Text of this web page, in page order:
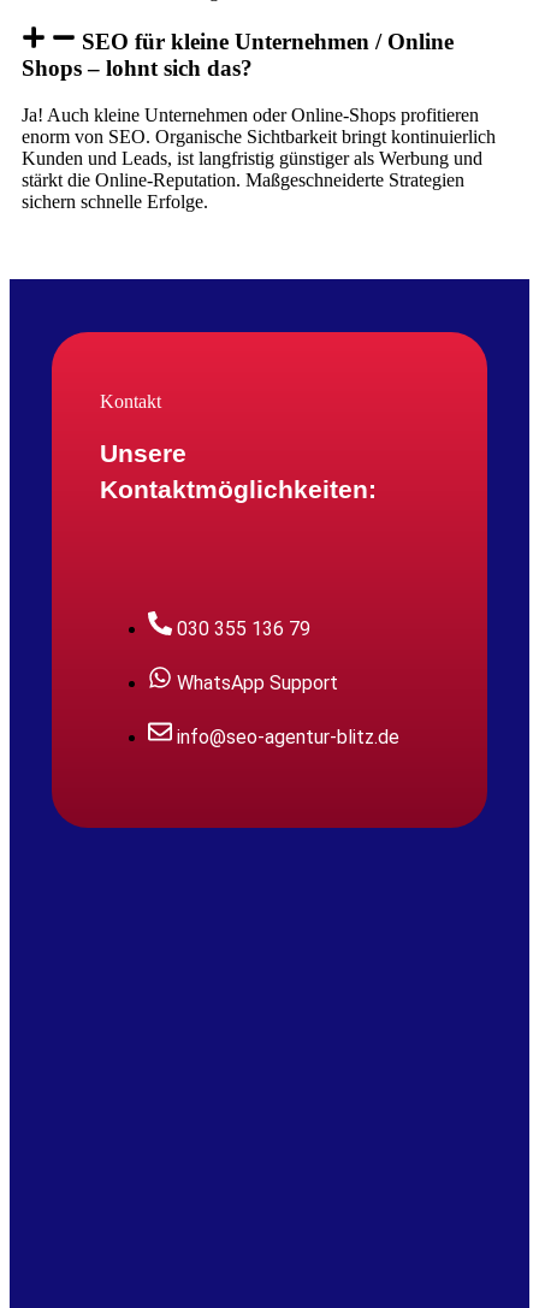
SEO für kleine Unternehmen / Online
Shops – lohnt sich das?
Ja! Auch kleine Unternehmen oder Online-Shops profitieren
enorm von SEO. Organische Sichtbarkeit bringt kontinuierlich
Kunden und Leads, ist langfristig günstiger als Werbung und
stärkt die Online-Reputation. Maßgeschneiderte Strategien
sichern schnelle Erfolge.
Kontakt
Unsere
Kontaktmöglichkeiten:
030 355 136 79
WhatsApp Support
info@seo-agentur-blitz.de